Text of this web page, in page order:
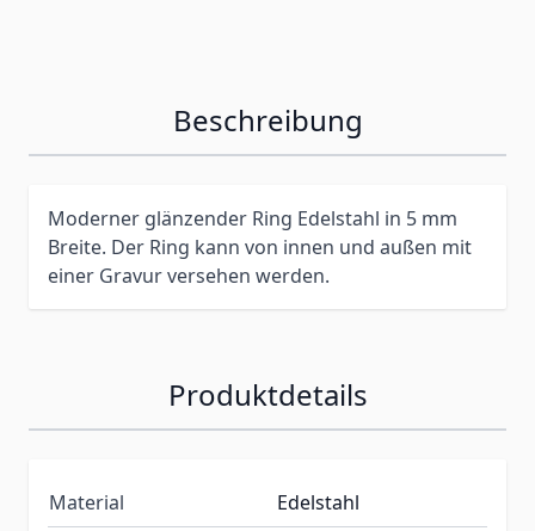
Beschreibung
Moderner glänzender Ring Edelstahl in 5 mm
Breite. Der Ring kann von innen und außen mit
einer Gravur versehen werden.
Produktdetails
Material
Edelstahl